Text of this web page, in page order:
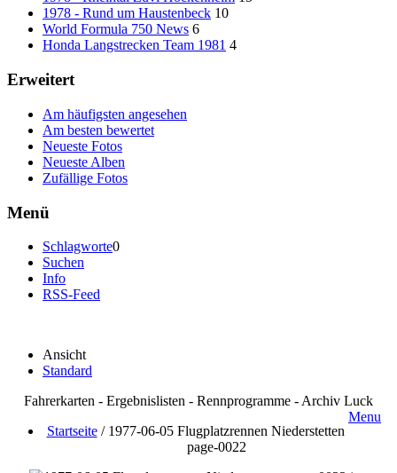
1978 - Rund um Haustenbeck 10
World Formula 750 News 6
Honda Langstrecken Team 1981 4
Erweitert
Am häufigsten angesehen
Am besten bewertet
Neueste Fotos
Neueste Alben
Zufällige Fotos
Menü
Schlagworte0
Suchen
Info
RSS-Feed
Ansicht
Standard
Fahrerkarten - Ergebnislisten - Rennprogramme - Archiv Luck
Menu
Startseite/ 1977-06-05 Flugplatzrennen Niederstetten
page-0022